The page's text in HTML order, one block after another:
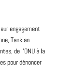
engagement
Tankian
de l’ONU à la
pour dénoncer